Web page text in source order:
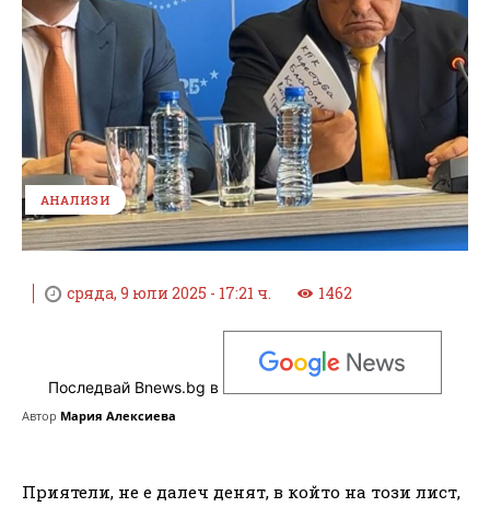
АНАЛИЗИ
сряда, 9 юли 2025 - 17:21 ч. 1462
Последвай Bnews.bg в
Автор Мария Алексиева
Приятели, не е далеч денят, в който на този лист,